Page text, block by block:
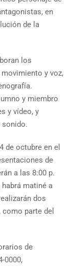
en
de la
los
y voz,
y miembro
y vídeo, y
sonido.
de octubre en el
de
a las 8:00 p.
matiné a
dos
parte del
de
0000,